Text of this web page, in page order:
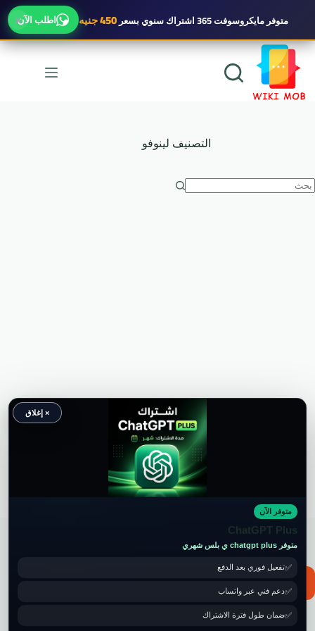
× متوفرمايكروسوفت 365 اشتراك سنوي بسعر450 جنيه اطلب الآن
التجاوز
المحتوى
التصنيف لينوفو
حقوق النشر محفوظة لموقع ويكي موب
× إغلاق
متوفر الآن
ChatGPT Plus
متوفر chatgpt plus ي بلس شهري
تفعيل فوري بعد الدفع
دعم فني عبر واتساب
ضمان طول فترة الاشتراك